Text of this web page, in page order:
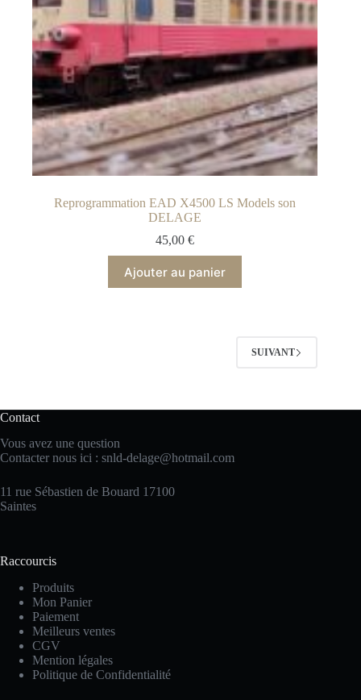
Reprogrammation EAD X4500 LS Models son
DELAGE
45,00€
Ajouter au panier
SUIVANT
Contact
Vous avez une question
Contacter nous ici : snld-delage@hotmail.com
11 rue Sébastien de Bouard 17100
Saintes
Raccourcis
Produits
Mon Panier
Paiement
Meilleurs ventes
CGV
Mention légales
Politique de Confidentialité